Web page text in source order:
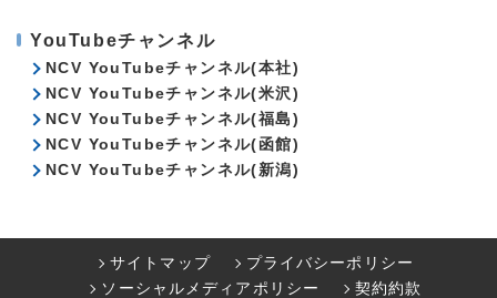
YouTubeチャンネル
NCV YouTubeチャンネル(本社)
NCV YouTubeチャンネル(米沢)
NCV YouTubeチャンネル(福島)
NCV YouTubeチャンネル(函館)
NCV YouTubeチャンネル(新潟)
サイトマップ
プライバシーポリシー
ソーシャルメディアポリシー
契約約款